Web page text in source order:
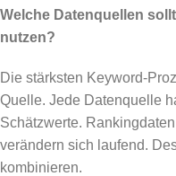
Welche Datenquellen
nutzen?
Die stärksten Keyword-
Quelle. Jede Datenquelle
Schätzwerte.
verändern sich laufend.
kombinieren.